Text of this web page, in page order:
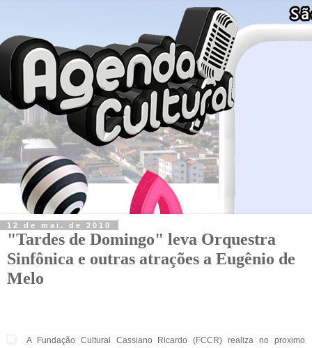
12 de mai. de 2010
"Tardes de Domingo" leva Orquestra
Sinfônica e outras atrações a Eugênio de
Melo
A Fundação Cultural Cassiano Ricardo (FCCR) realiza no proximo